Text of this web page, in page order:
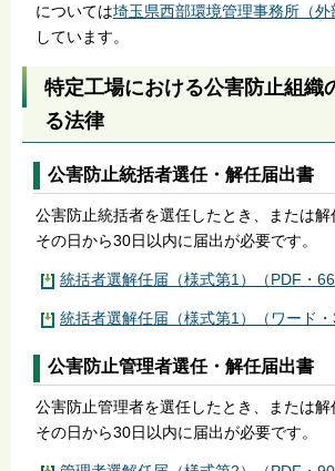
については埼玉県西部環境管理事務所（外
しています。
特定工場における公害防止組織
る法律
公害防止統括者選任・解任届出書
公害防止統括者を選任したとき、または解
その日から30日以内に届出が必要です。
統括者選解任届（様式第1）（PDF・
統括者選解任届（様式第1）（ワード・
公害防止管理者選任・解任届出書
公害防止管理者を選任したとき、または解
その日から30日以内に届出が必要です。